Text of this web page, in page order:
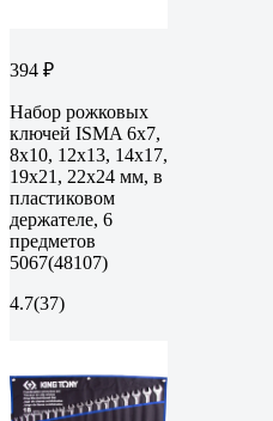
394 ₽
Набор рожковых
ключей ISMA 6x7,
8x10, 12x13, 14x17,
19x21, 22x24 мм, в
пластиковом
держателе, 6
предметов
5067(48107)
4.7(37)